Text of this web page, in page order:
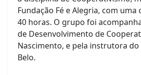
Fundação Fé e Alegria, com
40 horas. O grupo foi
de Desenvolvimento de
Nascimento, e pela instrutora
Belo.